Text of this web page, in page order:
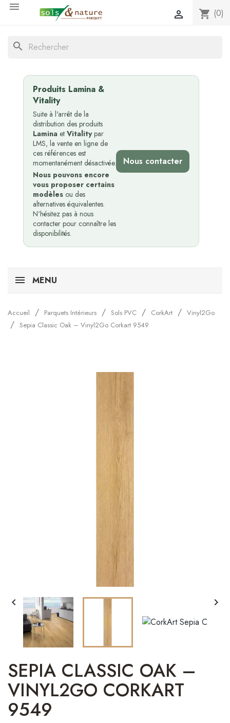

shopping_cart (0)

search
Produits Lamina &
Vitality
Suite à l'arrêt de la
distribution des produits
Lamina et Vitalitypar
LMS, la vente en ligne de
ces références est
momentanément désactivée.
Nous pouvons encore
vous proposer certains
modèles ou des
alternatives équivalentes.
N'hésitez pas à nous
contacter pour connaître les
disponibilités.
Nous contacter
MENU
Accueil Parquets Intérieurs Sols PVC CorkArt
Vinyl2Go
Sepia Classic Oak – Vinyl2Go Corkart 9549
 
SEPIA CLASSIC OAK –
VINYL2GO CORKART
9549